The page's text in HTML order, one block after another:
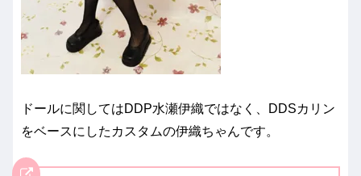
ドールに関してはDDP水瀬伊織ではなく、DDSカリン
をベースにしたカスタムの伊織ちゃんです。